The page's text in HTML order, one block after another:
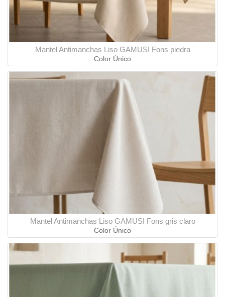
Mantel Antimanchas Liso GAMUSI Fons piedra
Color Único
Mantel Antimanchas Liso GAMUSI Fons gris claro
Color Único